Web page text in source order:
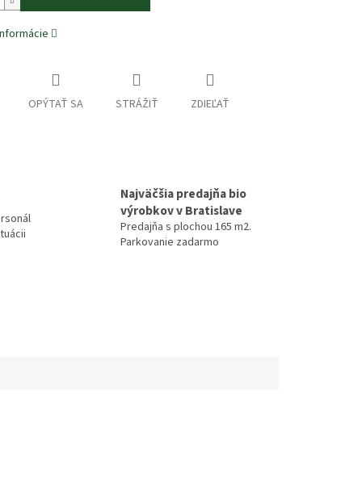
OPÝTAŤ SA STRÁŽIŤ ZDIEĽAŤ
Najväčšia predajňa bio
výrobkov v Bratislave
Predajňa s plochou 165 m2.
Parkovanie zadarmo